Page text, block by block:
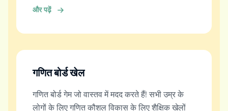
और पढ़ें
गणित बोर्ड खेल
गणित बोर्ड गेम जो वास्तव में मदद करते हैं! सभी उम्र के
लोगों के लिए गणित कौशल विकास के लिए शैक्षिक खेलों